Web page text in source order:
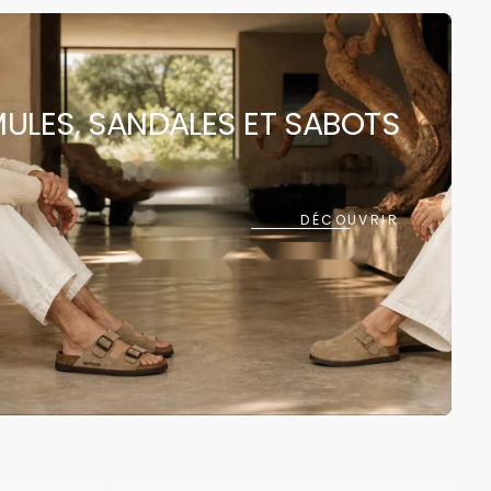
SANDALES ET SABOTS
DÉCOUVRIR
est
vide
été sélectionné.